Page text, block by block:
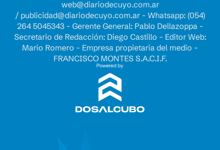
web@diariodecuyo.com.ar
/ publicidad@diariodecuyo.com.ar- Whatsapp: (054)
264 5045343 - Gerente General: Pablo Dellazoppa -
Secretario de Redacción: Diego Castillo - Editor Web:
Mario Romero - Empresa propietaria del medio -
FRANCISCO MONTES S.A.C.I.F.